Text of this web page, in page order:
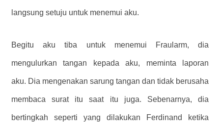
langsung setuju untuk menemui aku.
Begitu aku tiba untuk menemui Fraularm, dia
mengulurkan tangan kepada aku, meminta laporan
aku. Dia mengenakan sarung tangan dan tidak berusaha
membaca surat itu saat itu juga. Sebenarnya, dia
bertingkah seperti yang dilakukan Ferdinand ketika